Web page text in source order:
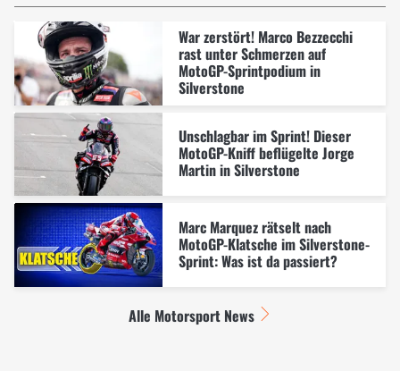
War zerstört! Marco Bezzecchi
rast unter Schmerzen auf
MotoGP-Sprintpodium in
Silverstone
Unschlagbar im Sprint! Dieser
MotoGP-Kniff beflügelte Jorge
Martin in Silverstone
Marc Marquez rätselt nach
MotoGP-Klatsche im Silverstone-
Sprint: Was ist da passiert?
Alle Motorsport News